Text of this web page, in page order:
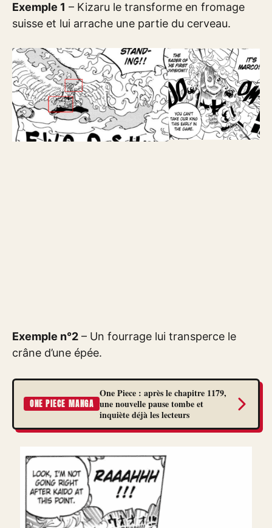
Exemple 1 – Kizaru le transforme en fromage
suisse et lui arrache une partie du cerveau.
Exemple n°2 – Un fourrage lui transperce le
crâne d’une épée.
ONE PIECE MANGA
One Piece : après le chapitre 1179,
une nouvelle pause tombe et
inquiète déjà les lecteurs